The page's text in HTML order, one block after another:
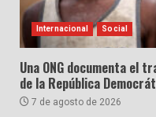
Internacional Social
Una ONG documenta el
de la República
7 de agosto de 2026